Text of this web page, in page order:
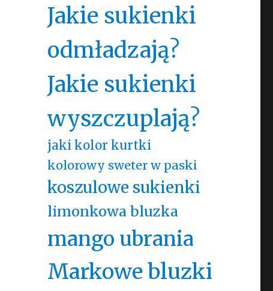
Jakie sukienki
odmładzają?
Jakie sukienki
wyszczuplają?
jaki kolor kurtki
kolorowy sweter w paski
koszulowe sukienki
limonkowa bluzka
mango ubrania
Markowe bluzki